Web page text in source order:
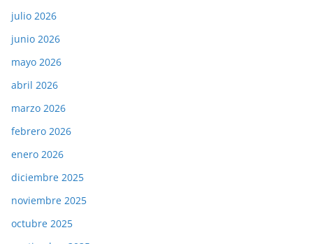
julio 2026
junio 2026
mayo 2026
abril 2026
marzo 2026
febrero 2026
enero 2026
diciembre 2025
noviembre 2025
octubre 2025